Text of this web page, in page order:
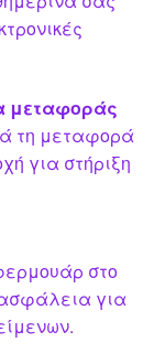
μεταφοράς
τη μεταφορά
για στήριξη
στο
για